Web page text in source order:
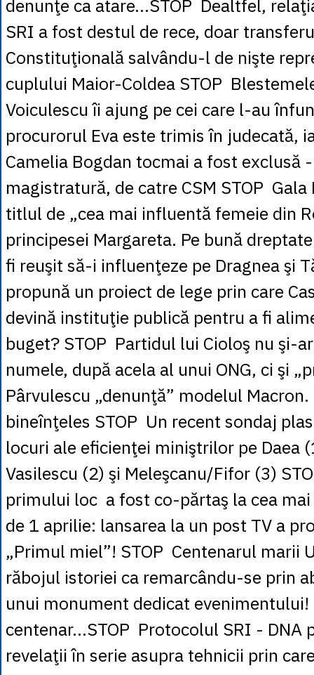
denunţe ca atare...STOP Dealtfel,
SRI a fost destul de rece, doar
Constituţională salvându-l de nişte
cuplului Maior-Coldea STOP
Voiculescu îi ajung pe cei care l-au
procurorul Eva este trimis în judecată,
Camelia Bogdan tocmai a fost exclusă
magistratură, de catre CSM STOP
titlul de „cea mai influentă femeie din
principesei Margareta. Pe bună
fi reuşit să-i influenţeze pe Dragnea şi
propună un proiect de lege prin care
devină instituţie publică pentru a fi
buget? STOP Partidul lui Cioloş nu şi-
numele, după acela al unui ONG, ci şi
Pârvulescu „denunţă” modelul Macron.
bineînţeles STOP Un recent sondaj
locuri ale eficienţei miniştrilor pe Daea
Vasilescu (2) şi Meleşcanu/Fifor (3)
primului loc a fost co-părtaş la cea
de 1 aprilie: lansarea la un post TV a
„Primul miel”! STOP Centenarul marii
răbojul istoriei ca remarcându-se prin
unui monument dedicat
centenar...STOP Protocolul SRI - DNA
revelaţii în serie asupra tehnicii prin